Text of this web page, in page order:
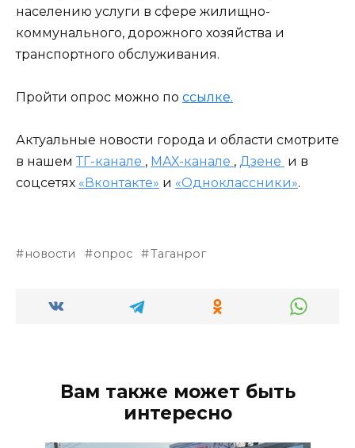
населению услуги в сфере жилищно-
коммунального, дорожного хозяйства и
транспортного обслуживания.
Пройти опрос можно по ссылке.
Актуальные новости города и области смотрите
в нашем ТГ-канале , МАХ-канале , Дзене и в
соцсетях «Вконтакте» и «Одноклассники».
новости опрос Таганрог
Вам также может быть
интересно